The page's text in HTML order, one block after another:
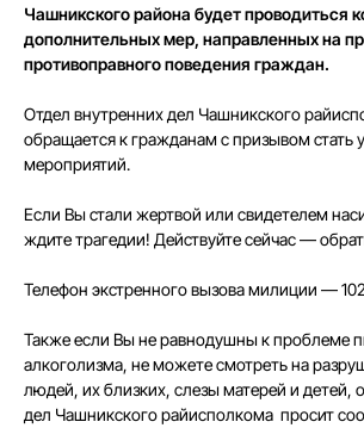
Чашникского района будет проводиться
дополнительных мер, направленных на
противоправного поведения граждан.
Отдел внутренних дел Чашникского
обращается к гражданам с призывом стать
мероприятий.
Если Вы стали жертвой или свидетелем
ждите трагедии! Действуйте сейчас —
Телефон экстренного вызова милиции —
Также если Вы не равнодушны к проблеме
алкоголизма, не можете смотреть на
людей, их близких, слезы матерей и детей,
дел Чашникского райисполкома просит